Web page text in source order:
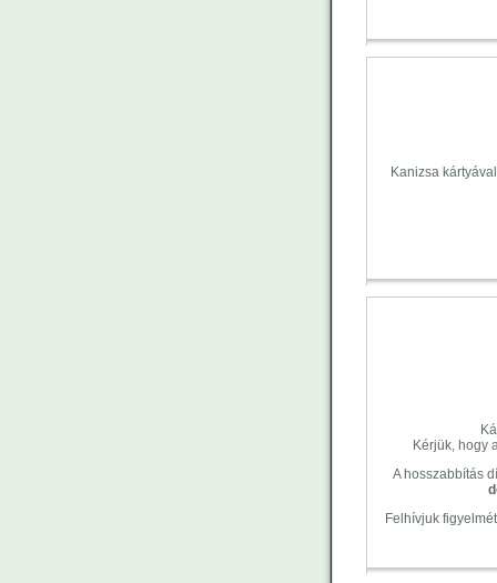
Kanizsa
Kérjük, hogy
A hosszabbítás
Felhívjuk